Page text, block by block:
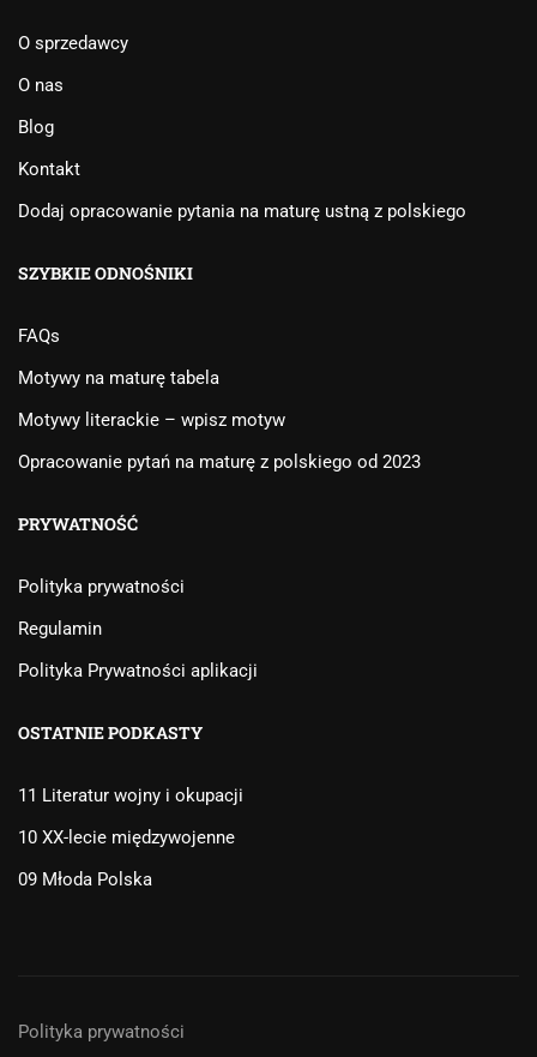
O sprzedawcy
O nas
Blog
Kontakt
Dodaj opracowanie pytania na maturę ustną z polskiego
SZYBKIE ODNOŚNIKI
FAQs
Motywy na maturę tabela
Motywy literackie – wpisz motyw
Opracowanie pytań na maturę z polskiego od 2023
PRYWATNOŚĆ
Polityka prywatności
Regulamin
Polityka Prywatności aplikacji
OSTATNIE PODKASTY
11 Literatur wojny i okupacji
10 XX-lecie międzywojenne
09 Młoda Polska
Polityka prywatności